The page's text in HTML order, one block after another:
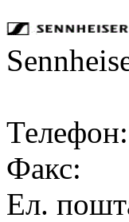
Телефон:
Факс:
Ел.